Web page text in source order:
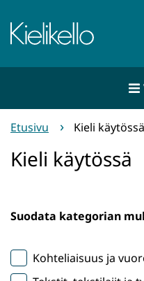
sisältöön
Etusivu
Etusivu Kieli käytössä
Kieli käytössä
Suodata kategorian
Kohteliaisuus ja